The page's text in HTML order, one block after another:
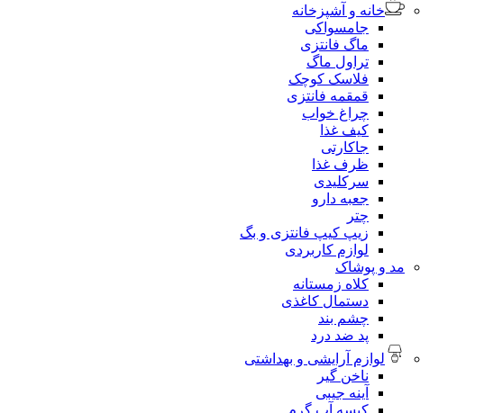
خانه و آشپزخانه
جامسواکی
ماگ فانتزی
تراول ماگ
فلاسک کوچک
قمقمه فانتزی
چراغ خواب
کیف غذا
جاکارتی
ظرف غذا
سرکلیدی
جعبه دارو
چتر
زیپ کیپ فانتزی و بگ
لوازم کاربردی
مد و پوشاک
کلاه زمستانه
دستمال کاغذی
چشم بند
پد ضد درد
لوازم آرایشی و بهداشتی
ناخن گیر
آینه جیبی
کیسه آب گرم